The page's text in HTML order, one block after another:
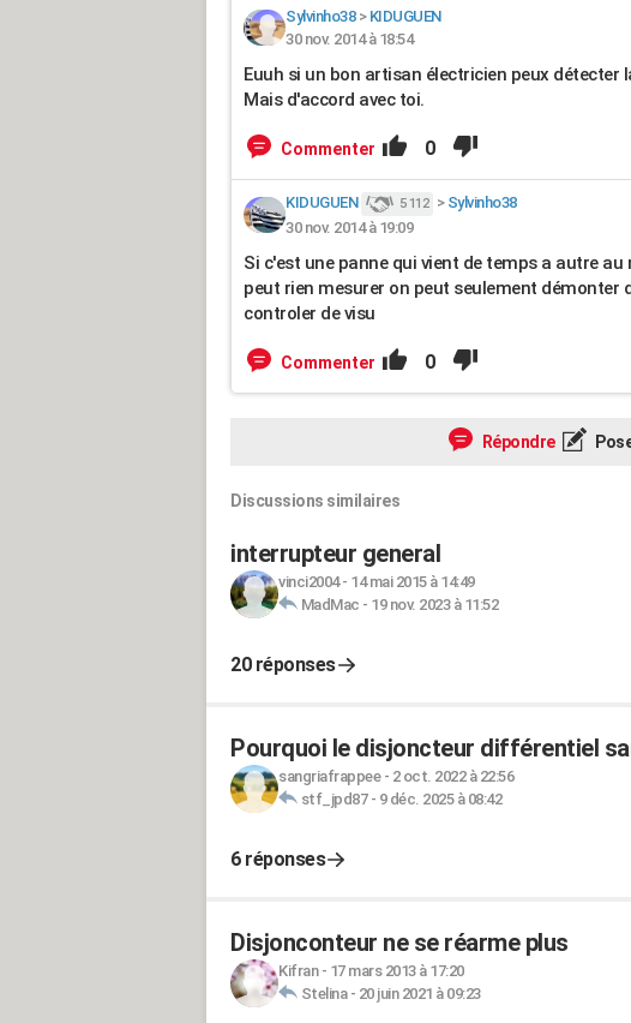
Sylvinho38> KIDUGUEN
30 nov. 2014 à 18:54
Euuh si un bon artisan électricien peux détecter
Mais d'accord avec toi.
Commenter 0
KIDUGUEN 5 112 > Sylvinho38
30 nov. 2014 à 19:09
Si c'est une panne qui vient de temps a autre
peut rien mesurer on peut seulement démonter
controler de visu
Commenter 0
Répondre
Discussions similaires
interrupteur general
vinci2004- 14 mai 2015 à 14:49
MadMac - 19 nov. 2023 à 11:52
20 réponses
Pourquoi le disjoncteur différentiel
sangriafrappee- 2 oct. 2022 à 22:56
stf_jpd87- 9 déc. 2025 à 08:42
6 réponses
Disjonconteur ne se réarme plus
Kifran- 17 mars 2013 à 17:20
Stelina- 20 juin 2021 à 09:23